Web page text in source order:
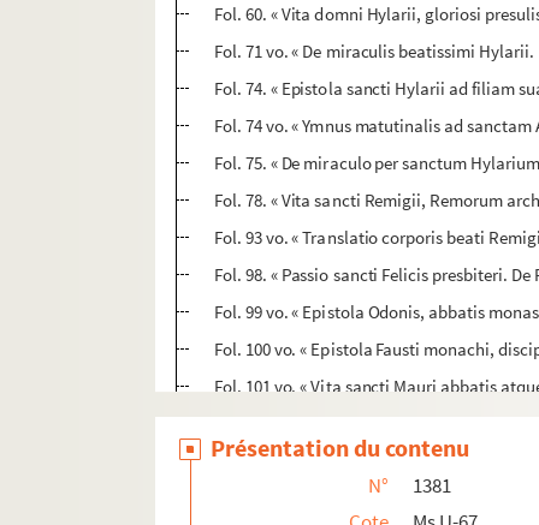
Fol. 60. « Vita domni Hylarii, gloriosi
Fol. 71 vo. « De miraculis beatissimi
Fol. 74. « Epistola sancti Hylarii ad filiam
Fol. 74 vo. « Ymnus matutinalis ad
Fol. 75. « De miraculo per sanctum
Fol. 78. « Vita sancti Remigii, Remorum
Fol. 93 vo. « Translatio corporis beati
Fol. 98. « Passio sancti Felicis presbiteri.
Fol. 99 vo. « Epistola Odonis, abbatis
Fol. 100 vo. « Epistola Fausti monachi,
Fol. 101 vo. « Vita sancti Mauri abbatis
Fol. 113. « Libellus miraculorum
Fol. 123. « Passio sancti Marcelli papae et
Fol. 126. « Sermo beati Hilarii, episcopi
Présentation du contenu
N°
1381